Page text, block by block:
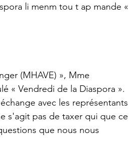
li menm tou t ap mande «
« Vendredi de la Diaspora ».
avec les représentants
s'agit pas de taxer qui que ce
que nous nous